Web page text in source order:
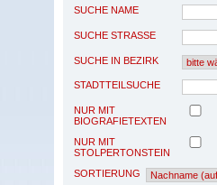
SUCHE NAME
SUCHE STRASSE
SUCHE IN BEZIRK
STADTTEILSUCHE
NUR MIT
BIOGRAFIETEXTEN
NUR MIT
STOLPERTONSTEIN
SORTIERUNG